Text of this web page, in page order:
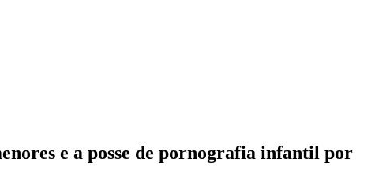
e a posse de pornografia infantil por